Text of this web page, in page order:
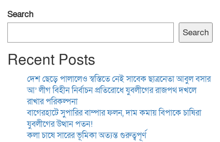
Search
Search
Recent Posts
দেশ ছেড়ে পালালেও স্বস্তিতে নেই সাবেক ছাত্রনেতা আবুল বসার
আ’ লীগ বিহীন নির্বাচন প্রতিরোধে যুবলীগের রাজপথ দখলে
রাখার পরিকল্পনা
বাগেরহাটে সুপারির বাম্পার ফলন, দাম কমায় বিপাকে চাষিরা
যুবলীগের উত্থান পতন!
কলা চাষে সারের ভূমিকা অত্যন্ত গুরুত্বপূর্ণ